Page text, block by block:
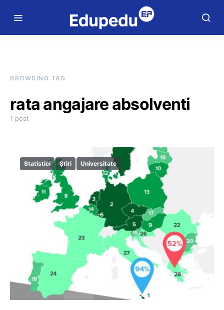
BROWSING TAG
rata angajare absolventi
1 post
Statistici Știri Universitate